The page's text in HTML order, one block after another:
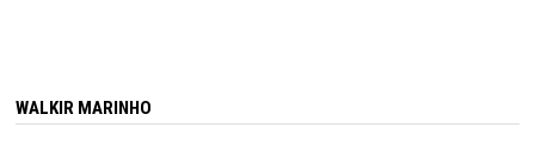
WALKIR MARINHO